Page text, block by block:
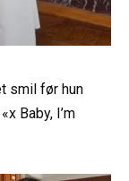
smil før hun
Baby, I’m